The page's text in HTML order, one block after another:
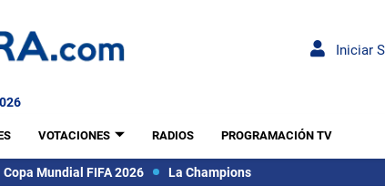
Iniciar
VOTACIONES RADIOS PROGRAMACIÓN TV
Copa Mundial FIFA 2026 La Champions